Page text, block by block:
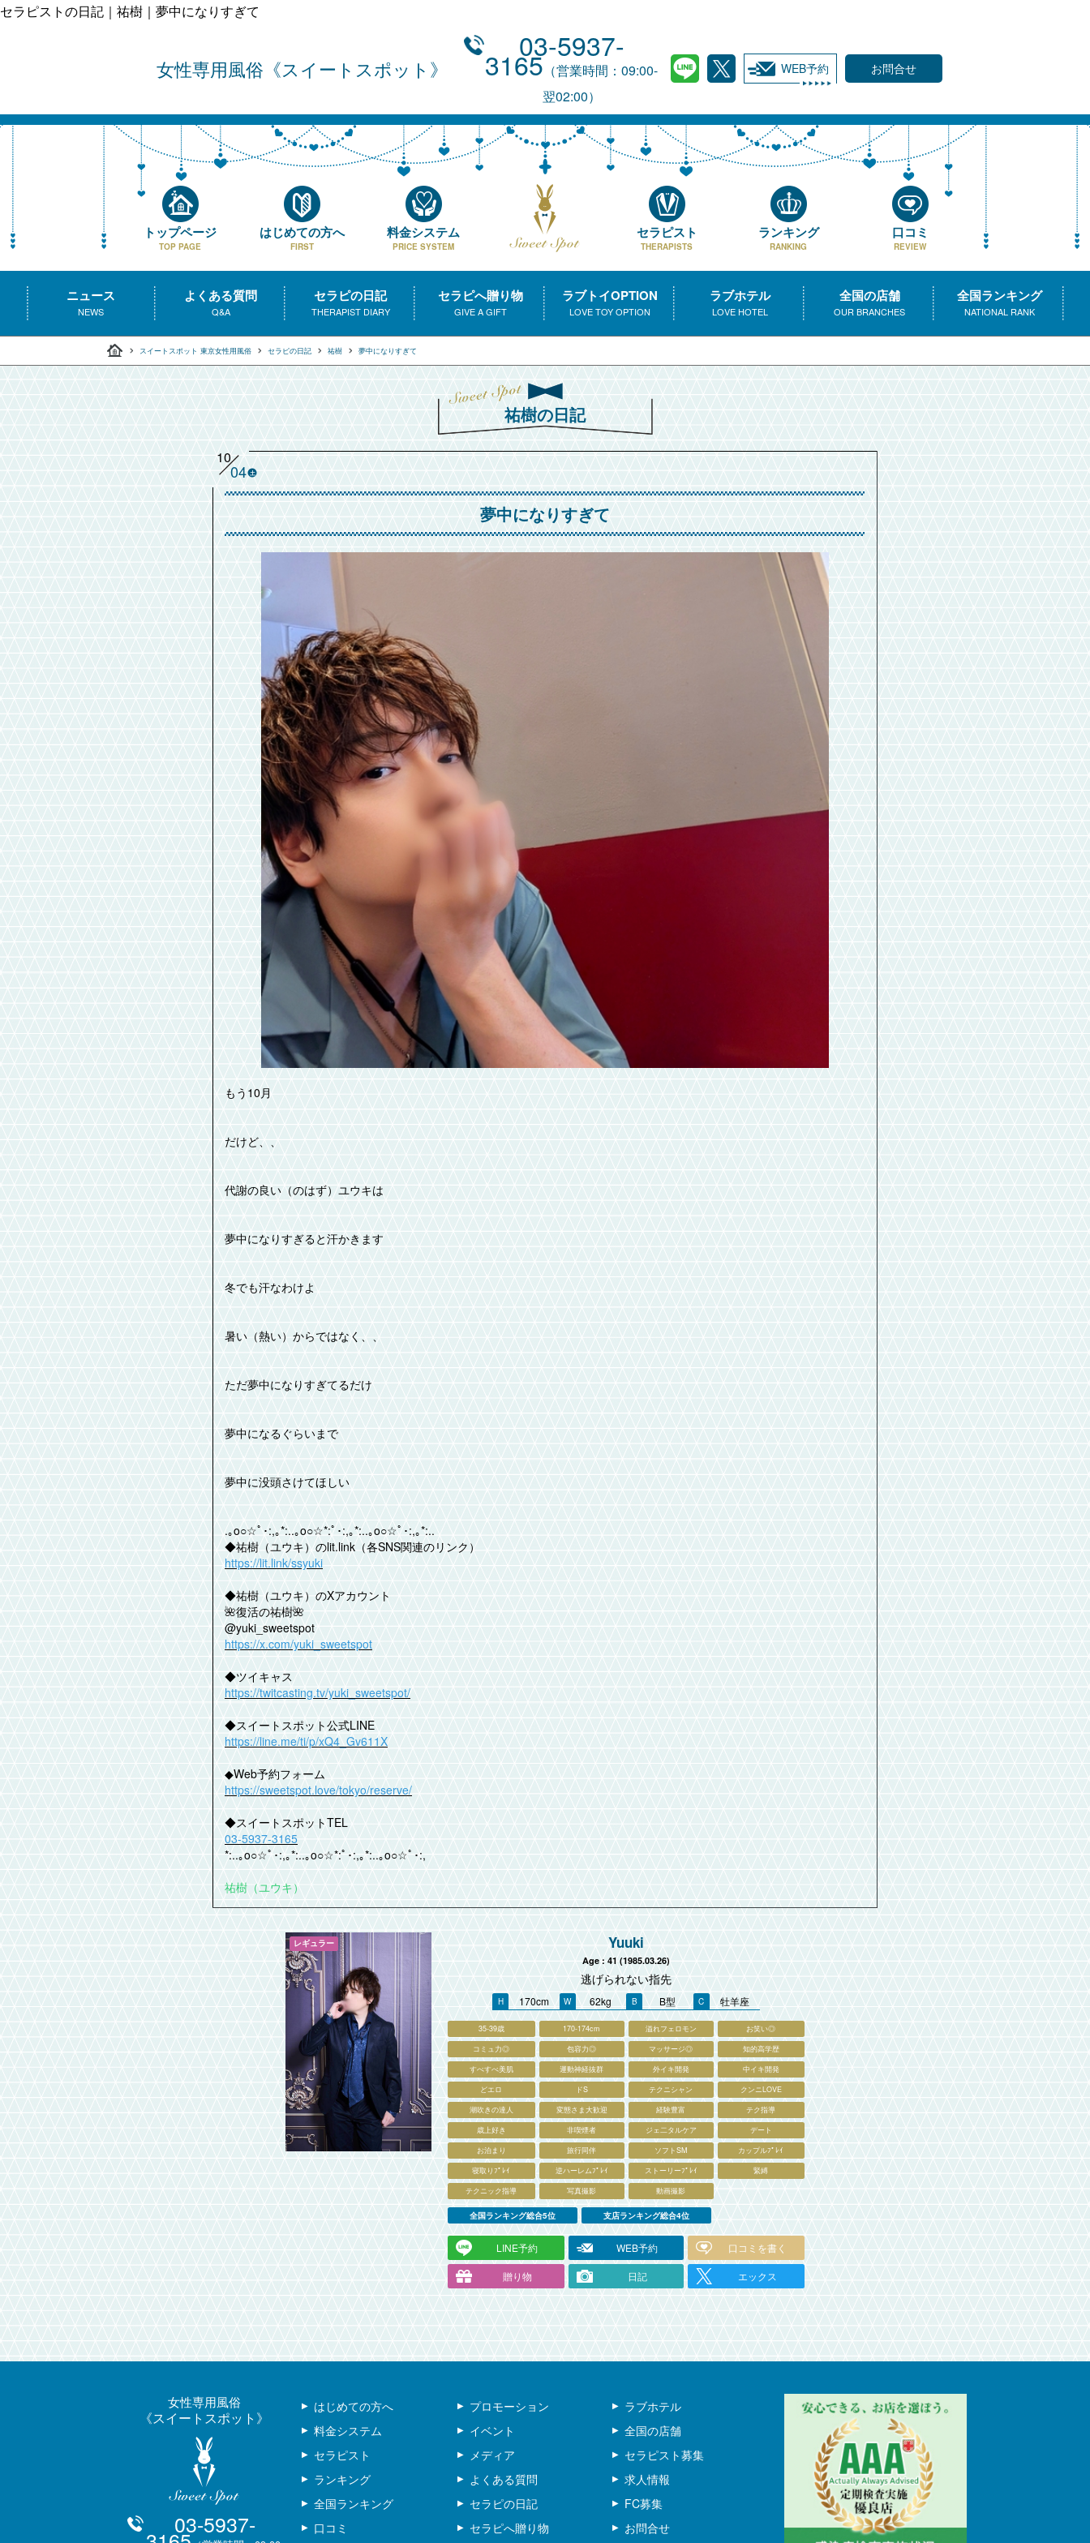
セラピストの日記｜祐樹｜夢中になりすぎて
女性専用風俗 スイートスポット
03-5937-
3165 （営業時間：09:00-
翌02:00）
WEB予約 お問合せ
トップページ
TOP PAGE
はじめての方へ
FIRST
料金システム
PRICE SYSTEM
セラピスト
THERAPISTS
ランキング
RANKING
口コミ
REVIEW
ニュース
NEWS
よくある質問
Q&A
セラピの日記
THERAPIST DIARY
セラピへ贈り物
GIVE A GIFT
ラブトイOPTION
LOVE TOY OPTION
ラブホテル
LOVE HOTEL
全国の店舗
OUR BRANCHES
全国ランキング
NATIONAL RANK
スイートスポット 東京女性用風俗 セラピの日記 祐樹 夢中になりすぎて
祐樹の日記
10
04 土
夢中になりすぎて
もう10月
だけど、、
代謝の良い（のはず）ユウキは
夢中になりすぎると汗かきます
冬でも汗なわけよ
暑い（熱い）からではなく、、
ただ夢中になりすぎてるだけ
夢中になるぐらいまで
夢中に没頭さけてほしい
.｡o○☆ﾟ･:,｡*:..｡o○☆*:ﾟ･:,｡*:..｡o○☆ﾟ･:,｡*:..
◆祐樹（ユウキ）のlit.link（各SNS関連のリンク）
https://lit.link/ssyuki
◆祐樹（ユウキ）のXアカウント
🌺復活の祐樹🌺
@yuki_sweetspot
https://x.com/yuki_sweetspot
◆ツイキャス
https://twitcasting.tv/yuki_sweetspot/
◆スイートスポット公式LINE
https://line.me/ti/p/xQ4_Gv611X
◆Web予約フォーム
https://sweetspot.love/tokyo/reserve/
◆スイートスポットTEL
03-5937-3165
*:..｡o○☆ﾟ･:,｡*:..｡o○☆*:ﾟ･:,｡*:..｡o○☆ﾟ･:,
祐樹（ユウキ）
Yuuki
Age : 41 (1985.03.26)
逃げられない指先
170cm 62kg B型 牡羊座
35-39歳 170-174cm 溢れフェロモン
お笑い◎
コミュ力◎
包容力◎ マッサージ◎
知的高学歴
すべすべ美肌
運動神経抜群 外イキ開発
中イキ開発
どエロ
ドS テクニシャン
クンニLOVE
潮吹きの達人
変態さま大歓迎 経験豊富
テク指導
歳上好き
非喫煙者 ジェ二タルケア
デート
お泊まり
旅行同伴 ソフトSM
カップルﾌﾟﾚｲ
寝取りﾌﾟﾚｲ
逆ハーレムﾌﾟﾚｲ ストーリーﾌﾟﾚｲ
緊縛
テクニック指導
写真撮影 動画撮影
全国ランキング総合5位 支店ランキング総合4位
LINE予約 WEB予約 口コミを書く
贈り物 日記 エックス
女性専用風俗
スイートスポット
03-5937-
はじめての方へ プロモーション
ラブホテル
料金システム
イベント
全国の店舗
セラピスト
メディア
セラピスト募集
ランキング
よくある質問
求人情報
全国ランキング
セラピの日記
FC募集
口コミ
セラピへ贈り物 お問合せ